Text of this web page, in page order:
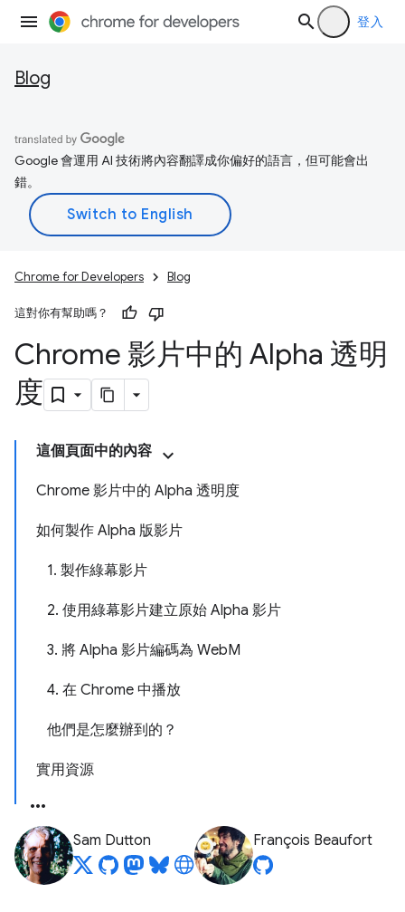
登入
Blog
Google 會運用 AI 技術將內容翻譯成你偏好的語言，但可能會出
錯。
Chrome for Developers Blog
這對你有幫助嗎？
Chrome 影片中的 Alpha 透明
度
這個頁面中的內容
Chrome 影片中的 Alpha 透明度
如何製作 Alpha 版影片
1. 製作綠幕影片
2. 使用綠幕影片建立原始 Alpha 影片
3. 將 Alpha 影片編碼為 WebM
4. 在 Chrome 中播放
他們是怎麼辦到的？
實用資源
Sam Dutton François Beaufort